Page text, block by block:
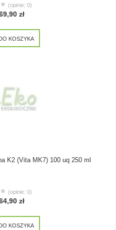
(opinie: 0)
zł
KOSZYKA
K2 (Vita MK7) 100 uq 250 ml
(opinie: 0)
zł
KOSZYKA